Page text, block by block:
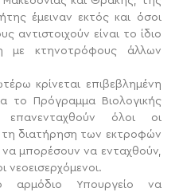
έμειναν εκτός και όσοι
αντιστοιχούν είναι το ίδιο
με κτηνοτρόφους άλλων
κρίνεται επιβεβλημένη
το Πρόγραμμα Βιολογικής
όλοι οι
διατήρηση των εκτροφών
να μπορέσουν να ενταχθούν,
νεοεισερχόμενοι.
αρμόδιο Υπουργείο να